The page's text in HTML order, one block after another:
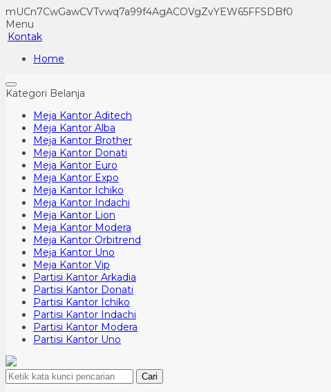
mUCn7CwGawCVTvwq7a99f4AgACOVgZvYEW65FFSDBf0
Menu
Kontak
Home
Kategori Belanja
Meja Kantor Aditech
Meja Kantor Alba
Meja Kantor Brother
Meja Kantor Donati
Meja Kantor Euro
Meja Kantor Expo
Meja Kantor Ichiko
Meja Kantor Indachi
Meja Kantor Lion
Meja Kantor Modera
Meja Kantor Orbitrend
Meja Kantor Uno
Meja Kantor Vip
Partisi Kantor Arkadia
Partisi Kantor Donati
Partisi Kantor Ichiko
Partisi Kantor Indachi
Partisi Kantor Modera
Partisi Kantor Uno
Cari